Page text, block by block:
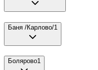
Баня /Карлово/1
Болярово1